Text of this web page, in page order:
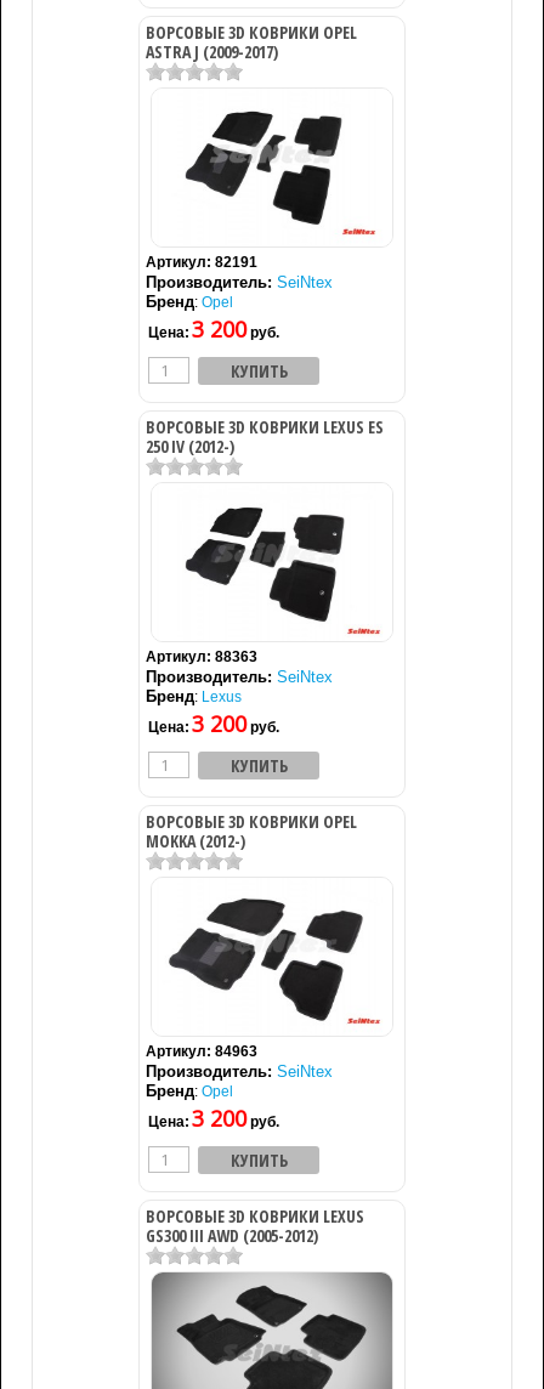
ВОРСОВЫЕ 3D КОВРИКИ OPEL
ASTRA J (2009-2017)
Артикул: 82191
Производитель: SeiNtex
Бренд: Opel
Цена: 3 200руб.
ВОРСОВЫЕ 3D КОВРИКИ LEXUS ES
250 IV (2012-)
Артикул: 88363
Производитель: SeiNtex
Бренд: Lexus
Цена: 3 200руб.
ВОРСОВЫЕ 3D КОВРИКИ OPEL
MOKKA (2012-)
Артикул: 84963
Производитель: SeiNtex
Бренд: Opel
Цена: 3 200руб.
ВОРСОВЫЕ 3D КОВРИКИ LEXUS
GS300 III AWD (2005-2012)